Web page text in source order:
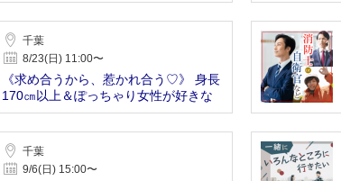
千葉
8/23(日) 11:00〜
《求め合うから、惹かれ合う♡》 身長
170㎝以上＆ぽっちゃり女性が好きな
男性
千葉
9/6(日) 15:00〜